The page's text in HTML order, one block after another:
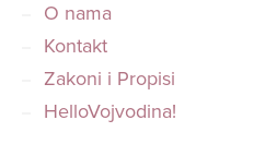
O nama
Kontakt
Zakoni i Propisi
HelloVojvodina!